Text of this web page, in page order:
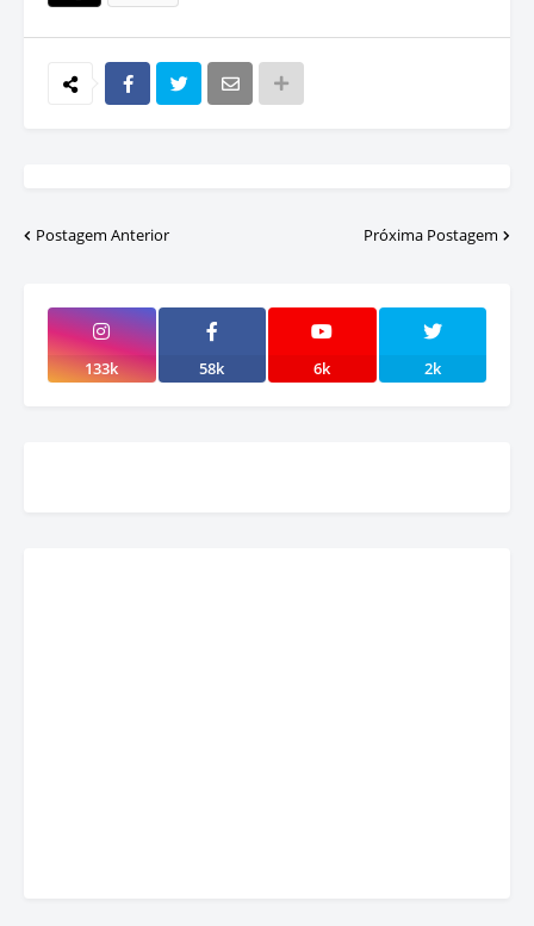
Postagem Anterior Próxima Postagem
133k 58k 6k 2k